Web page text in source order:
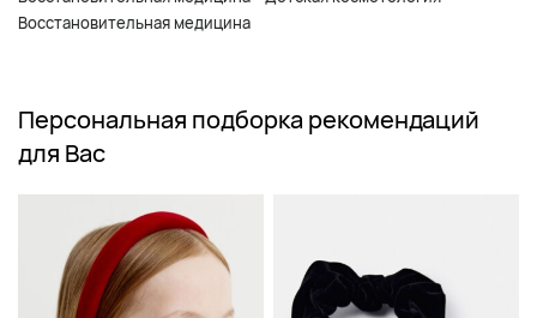
Восстановительная медицина
Персональная подборка рекомендаций
для Вас